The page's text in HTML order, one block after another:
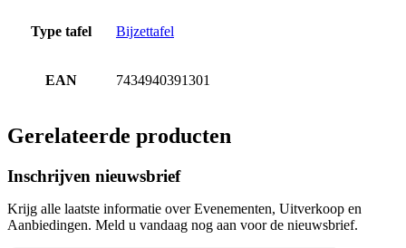
Type tafel Bijzettafel
EAN 7434940391301
Gerelateerde producten
Inschrijven nieuwsbrief
Krijg alle laatste informatie over Evenementen, Uitverkoop en
Aanbiedingen. Meld u vandaag nog aan voor de nieuwsbrief.